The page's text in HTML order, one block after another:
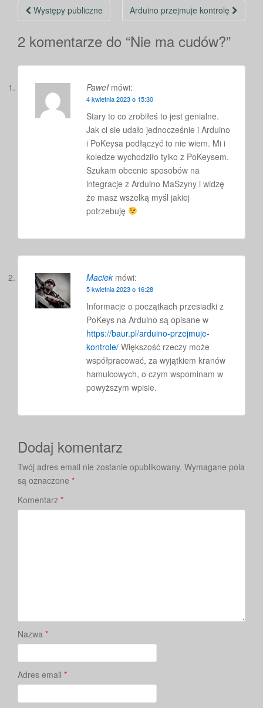
Nawigacja
po
wpisie
Występy publiczne Arduino przejmuje kontrolę
2 komentarze do “Nie ma cudów?”
Paweł mówi:
4 kwietnia 2023 o 15:30
Stary to co zrobiłeś to jest genialne.
Jak ci sie udało jednocześnie i Arduino
i PoKeysa podłączyć to nie wiem. Mi i
koledze wychodziło tylko z PoKeysem.
Szukam obecnie sposobów na
integracje z Arduino MaSzyny i widzę
że masz wszelką myśl jakiej
potrzebuję
Maciek mówi:
5 kwietnia 2023 o 16:28
Informacje o początkach przesiadki z
PoKeys na Arduino są opisane w
https://baur.pl/arduino-przejmuje-
kontrole/ Większość rzeczy może
współpracować, za wyjątkiem kranów
hamulcowych, o czym wspominam w
powyższym wpisie.
Dodaj komentarz
Twój adres email nie zostanie opublikowany. Wymagane pola
są oznaczone *
Komentarz *
Nazwa *
Adres email *